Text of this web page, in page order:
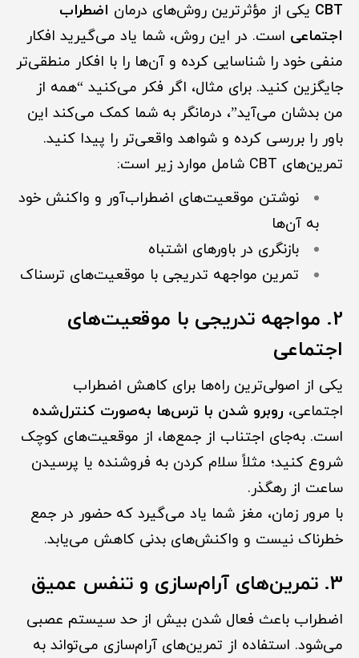
CBT یکی از مؤثرترین روش‌های درمان اضطراب
اجتماعی است. در این روش، شما یاد می‌گیرید افکار
منفی خود را شناسایی کرده و آن‌ها را با افکار منطقی‌تر
جایگزین کنید. برای مثال، اگر فکر می‌کنید “همه از
من بدشان می‌آید”، درمانگر به شما کمک می‌کند این
باور را بررسی کرده و شواهد واقعی‌تر را پیدا کنید.
تمرین‌های CBT شامل موارد زیر است:
نوشتن موقعیت‌های اضطراب‌آور و واکنش خود
به آن‌ها
بازنگری در باورهای اشتباه
تمرین مواجهه تدریجی با موقعیت‌های ترسناک
2. مواجهه تدریجی با موقعیت‌های
اجتماعی
یکی از اصولی‌ترین راه‌ها برای کاهش اضطراب
اجتماعی، روبرو شدن با ترس‌ها به‌صورت کنترل‌شده
است. به‌جای اجتناب از جمع‌ها، از موقعیت‌های کوچک
شروع کنید؛ مثلاً سلام کردن به فروشنده یا پرسیدن
ساعت از رهگذر.
با مرور زمان، مغز شما یاد می‌گیرد که حضور در جمع
خطرناک نیست و واکنش‌های بدنی کاهش می‌یابد.
3. تمرین‌های آرام‌سازی و تنفس عمیق
اضطراب باعث فعال شدن بیش از حد سیستم عصبی
می‌شود. استفاده از تمرین‌های آرام‌سازی می‌تواند به